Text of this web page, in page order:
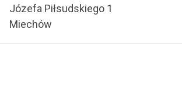
Józefa Piłsudskiego 1
Miechów